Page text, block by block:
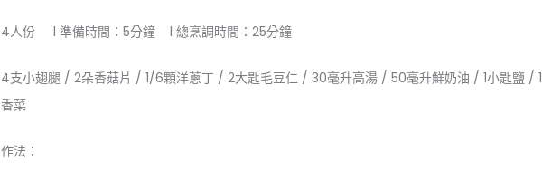
4人份 l 準備時間：5分鐘 l 總烹調時間：25分鐘
4支小翅腿 / 2朵香菇片 / 1/6顆洋蔥丁 / 2大匙毛豆仁 / 30毫升高湯 / 50毫升鮮奶油 / 1小匙鹽 /
香菜
作法：